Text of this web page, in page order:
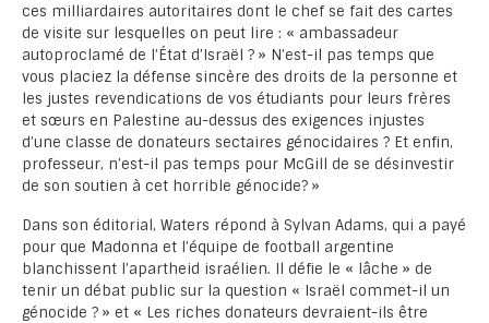
ces milliardaires autoritaires dont le chef se fait des cartes
de visite sur lesquelles on peut lire : « ambassadeur
autoproclamé de l’État d’Israël ? » N’est-il pas temps que
vous placiez la défense sincère des droits de la personne et
les justes revendications de vos étudiants pour leurs frères
et sœurs en Palestine au-dessus des exigences injustes
d’une classe de donateurs sectaires génocidaires ? Et enfin,
professeur, n’est-il pas temps pour McGill de se désinvestir
de son soutien à cet horrible génocide? »
Dans son éditorial, Waters répond à Sylvan Adams, qui a payé
pour que Madonna et l’équipe de football argentine
blanchissent l’apartheid israélien. Il défie le « lâche » de
tenir un débat public sur la question « Israël commet-il un
génocide ? » et « Les riches donateurs devraient-ils être